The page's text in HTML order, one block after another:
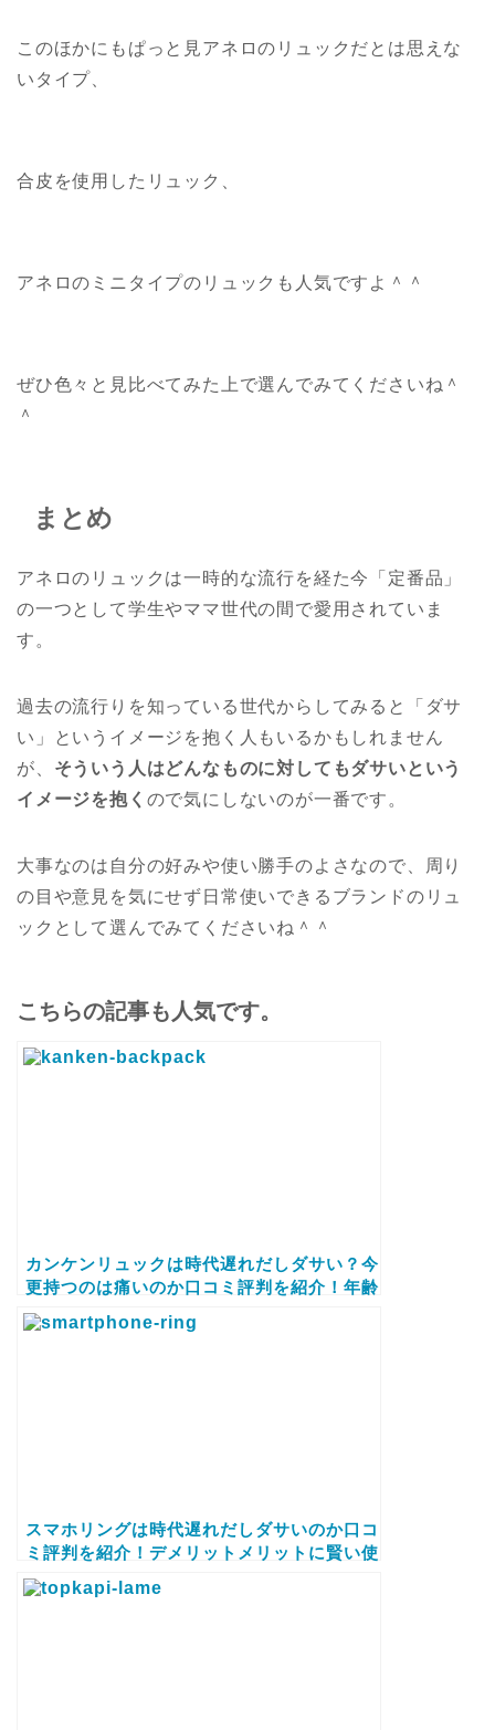
このほかにもぱっと見アネロのリュックだとは思えな
いタイプ、
合皮を使用したリュック、
アネロのミニタイプのリュックも人気ですよ＾＾
ぜひ色々と見比べてみた上で選んでみてくださいね＾
＾
まとめ
アネロのリュックは一時的な流行を経た今「定番品」
の一つとして学生やママ世代の間で愛用されていま
す。
過去の流行りを知っている世代からしてみると「ダサ
い」というイメージを抱く人もいるかもしれません
が、 そういう人はどんなものに対してもダサいという
イメージを抱く ので気にしないのが一番です。
大事なのは自分の好みや使い勝手のよさなので、周り
の目や意見を気にせず日常使いできるブランドのリュ
ックとして選んでみてくださいね＾＾
こちらの記事も人気です。
カンケンリュックは時代遅れだしダサい？今
更持つのは痛いのか口コミ評判を紹介！年齢
層やサイズ比較に偽物と本物の見分け方もご
紹介します
スマホリングは時代遅れだしダサいのか口コ
ミ評判を紹介！デメリットメリットに賢い使
い方やおしゃれでおすすめなアイテムも紹介
します